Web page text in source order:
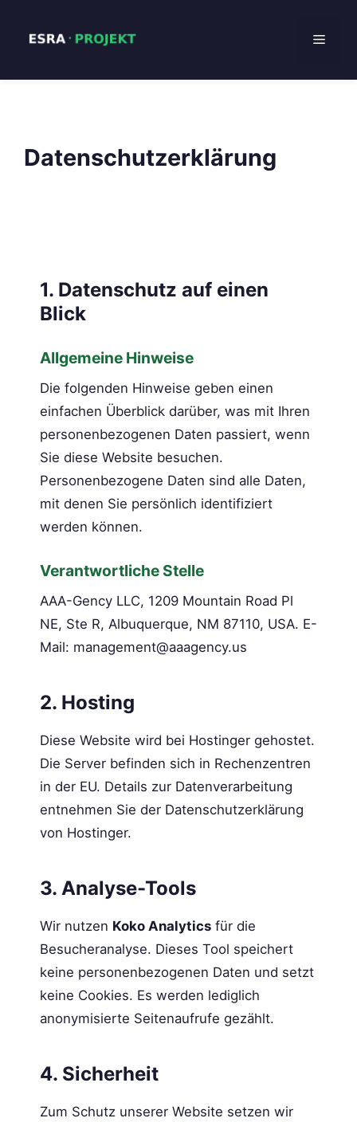
Inhalt
Menü
Datenschutzerklärung
1. Datenschutz auf einen
Blick
Allgemeine Hinweise
Die folgenden Hinweise geben einen
einfachen Überblick darüber, was mit Ihren
personenbezogenen Daten passiert, wenn
Sie diese Website besuchen.
Personenbezogene Daten sind alle Daten,
mit denen Sie persönlich identifiziert
werden können.
Verantwortliche Stelle
AAA-Gency LLC, 1209 Mountain Road Pl
NE, Ste R, Albuquerque, NM 87110, USA. E-
Mail: management@aaagency.us
2. Hosting
Diese Website wird bei Hostinger gehostet.
Die Server befinden sich in Rechenzentren
in der EU. Details zur Datenverarbeitung
entnehmen Sie der Datenschutzerklärung
von Hostinger.
3. Analyse-Tools
Wir nutzen Koko Analytics für die
Besucheranalyse. Dieses Tool speichert
keine personenbezogenen Daten und setzt
keine Cookies. Es werden lediglich
anonymisierte Seitenaufrufe gezählt.
4. Sicherheit
Zum Schutz unserer Website setzen wir